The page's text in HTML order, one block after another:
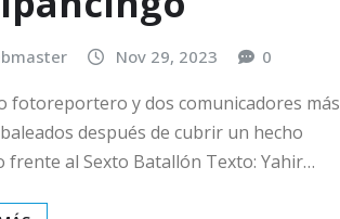
Nov 29, 2023 0
fotoreportero y dos comunicadores más
después de cubrir un hecho
frente al Sexto Batallón Texto: Yahir…